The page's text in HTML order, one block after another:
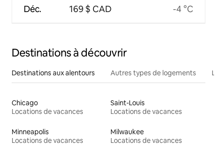
Déc. 169 $ CAD -4 °C
Destinations à découvrir
Destinations aux alentours Autres types de logements
Chicago
Locations de vacances
Saint-Louis
Locations de vacances
Minneapolis
Locations de vacances
Milwaukee
Locations de vacances